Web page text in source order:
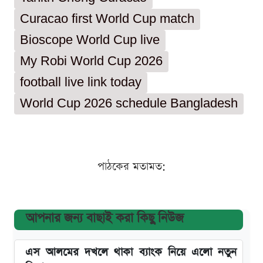
Curacao first World Cup match
Bioscope World Cup live
My Robi World Cup 2026
football live link today
World Cup 2026 schedule Bangladesh
পাঠকের মতামত:
আপনার জন্য বাছাই করা কিছু নিউজ
এস আলমের দখলে থাকা ব্যাংক নিয়ে এলো নতুন